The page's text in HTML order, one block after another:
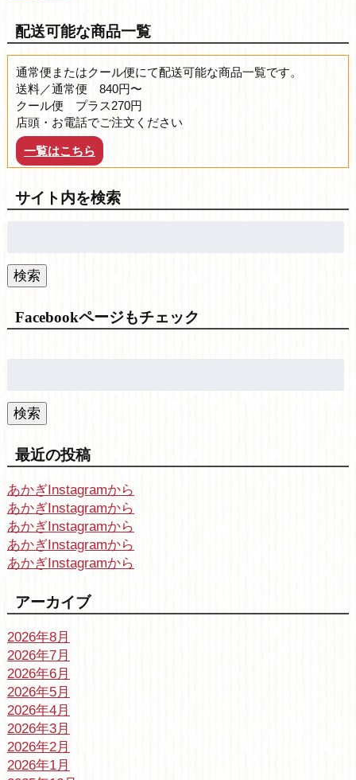
配送可能な商品一覧
通常便またはクール便にて配送可能な商品一覧です。
送料／通常便 840円〜
クール便 プラス270円
店頭・お電話でご注文ください
一覧はこちら
サイト内を検索
検索
Facebookページもチェック
検索
最近の投稿
あかぎInstagramから
あかぎInstagramから
あかぎInstagramから
あかぎInstagramから
あかぎInstagramから
アーカイブ
2026年8月
2026年7月
2026年6月
2026年5月
2026年4月
2026年3月
2026年2月
2026年1月